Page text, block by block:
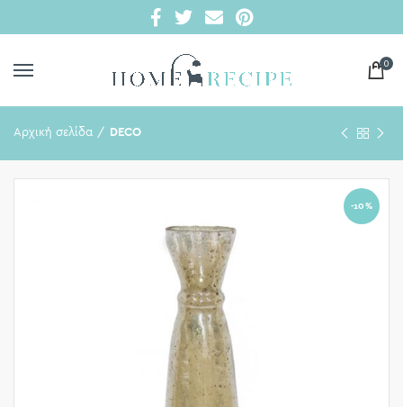
0
Αρχική σελίδα DECO
-10%